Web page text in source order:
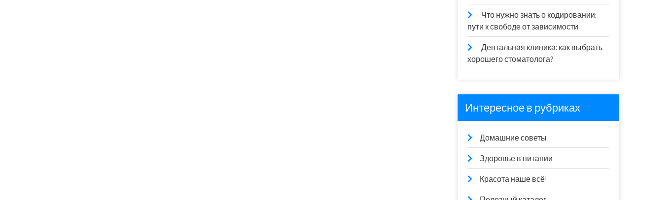
Что нужно знать о кодировании:
пути к свободе от зависимости
Дентальная клиника: как выбрать
хорошего стоматолога?
Интересное в рубриках
Домашние советы
Здоровье в питании
Красота наше всё!